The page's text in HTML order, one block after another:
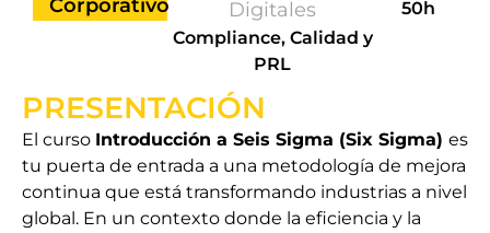
Corporativo
Digitales
Compliance, Calidad y
PRL
50h
PRESENTACIÓN
El curso Introducción a Seis Sigma (Six Sigma) es
tu puerta de entrada a una metodología de mejora
continua que está transformando industrias a nivel
global. En un contexto donde la eficiencia y la